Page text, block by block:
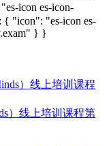
icon es-icon-
{ "icon": "es-icon es-
} }
）线上培训课程第